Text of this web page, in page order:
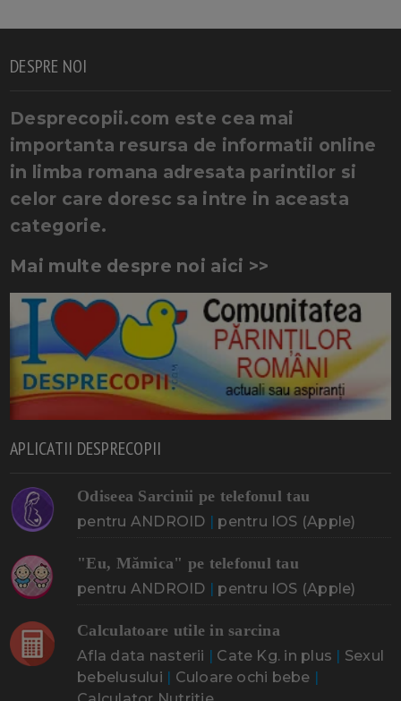
DESPRE NOI
Desprecopii.com este cea mai
importanta resursa de informatii online
in limba romana adresata parintilor si
celor care doresc sa intre in aceasta
categorie.
Mai multe despre noi aici >>
APLICATII DESPRECOPII
Odiseea Sarcinii pe telefonul tau
pentru ANDROID | pentru IOS (Apple)
"Eu, Mămica" pe telefonul tau
pentru ANDROID | pentru IOS (Apple)
Calculatoare utile in sarcina
Afla data nasterii | Cate Kg. in plus | Sexul
bebelusului | Culoare ochi bebe |